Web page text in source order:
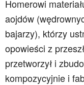
Homerowi
aojdów
bajarzy), którzy
opowieści z
przetworzył i
kompozycyjnie i